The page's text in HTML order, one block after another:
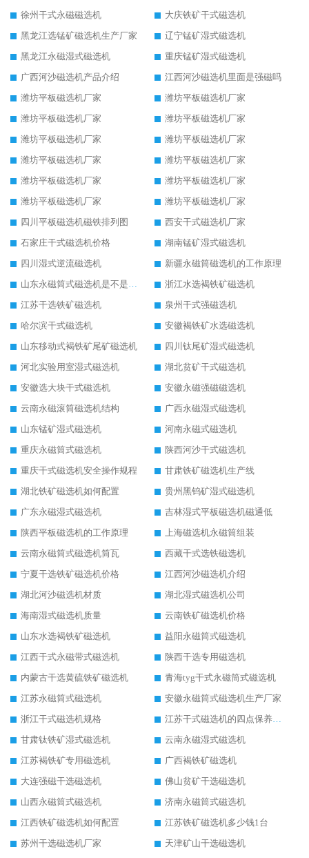
徐州干式永磁磁选机
大庆铁矿干式磁选机
黑龙江选锰矿磁选机生产厂家
辽宁锰矿湿式磁选机
黑龙江永磁湿式磁选机
重庆锰矿湿式磁选机
广西河沙磁选机产品介绍
江西河沙磁选机里面是强磁吗
潍坊平板磁选机厂家
潍坊平板磁选机厂家
潍坊平板磁选机厂家
潍坊平板磁选机厂家
潍坊平板磁选机厂家
潍坊平板磁选机厂家
潍坊平板磁选机厂家
潍坊平板磁选机厂家
潍坊平板磁选机厂家
潍坊平板磁选机厂家
潍坊平板磁选机厂家
潍坊平板磁选机厂家
四川平板磁选机磁铁排列图
西安干式磁选机厂家
石家庄干式磁选机价格
湖南锰矿湿式磁选机
四川湿式逆流磁选机
新疆永磁筒磁选机的工作原理
山东永磁筒式磁选机是不是强磁
浙江水选褐铁矿磁选机
江苏干选铁矿磁选机
泉州干式强磁选机
哈尔滨干式磁选机
安徽褐铁矿水选磁选机
山东移动式褐铁矿尾矿磁选机
四川钛尾矿湿式磁选机
河北实验用室湿式磁选机
湖北贫矿干式磁选机
安徽选大块干式磁选机
安徽永磁强磁磁选机
云南永磁滚筒磁选机结构
广西永磁湿式磁选机
山东锰矿湿式磁选机
河南永磁式磁选机
重庆永磁筒式磁选机
陕西河沙干式磁选机
重庆干式磁选机安全操作规程
甘肃铁矿磁选机生产线
湖北铁矿磁选机如何配置
贵州黑钨矿湿式磁选机
广东永磁湿式磁选机
吉林湿式平板磁选机磁通低
陕西平板磁选机的工作原理
上海磁选机永磁筒组装
云南永磁筒式磁选机筒瓦
西藏干式选铁磁选机
宁夏干选铁矿磁选机价格
江西河沙磁选机介绍
湖北河沙磁选机材质
湖北湿式磁选机公司
海南湿式磁选机质量
云南铁矿磁选机价格
山东水选褐铁矿磁选机
益阳永磁筒式磁选机
江西干式永磁带式磁选机
陕西干选专用磁选机
内蒙古干选黄硫铁矿磁选机
青海tyg干式永磁筒式磁选机
江苏永磁筒式磁选机
安徽永磁筒式磁选机生产厂家
浙江干式磁选机规格
江苏干式磁选机的四点保养秘籍
甘肃钛铁矿湿式磁选机
云南永磁湿式磁选机
江苏褐铁矿专用磁选机
广西褐铁矿磁选机
大连强磁干选磁选机
佛山贫矿干选磁选机
山西永磁筒式磁选机
济南永磁筒式磁选机
江西铁矿磁选机如何配置
江苏铁矿磁选机多少钱1台
苏州干选磁选机厂家
天津矿山干选磁选机